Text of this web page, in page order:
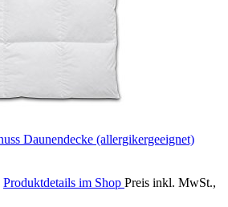
Daunendecke (allergikergeeignet)
Produktdetails im Shop Preis inkl. MwSt.,